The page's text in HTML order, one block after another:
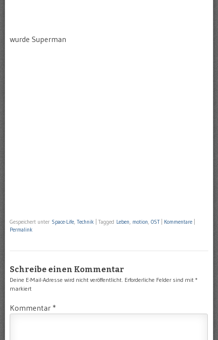
wurde Superman
Gespeichert unter Space-Life, Technik Tagged Leben, motion, OST Kommentare
Permalink
Schreibe einen Kommentar
Deine E-Mail-Adresse wird nicht veröffentlicht. Erforderliche Felder sind mit *
markiert
Kommentar *